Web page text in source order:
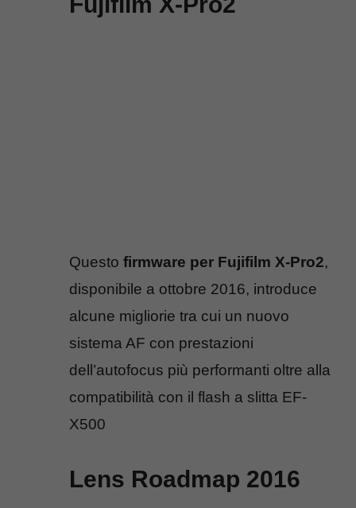
Questo firmware per Fujifilm X-Pro2,
disponibile a ottobre 2016, introduce
alcune migliorie tra cui un nuovo
sistema AF con prestazioni
dell’autofocus più performanti oltre alla
compatibilità con il flash a slitta EF-
X500
Lens Roadmap 2016